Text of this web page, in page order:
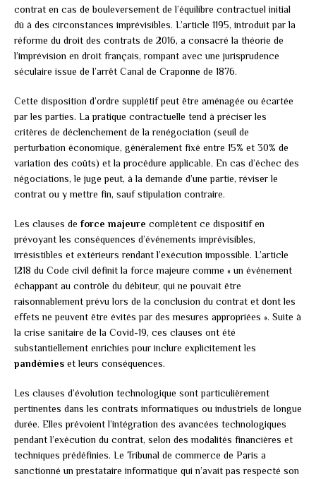
contrat en cas de bouleversement de l’équilibre contractuel initial
dû à des circonstances imprévisibles. L’article 1195, introduit par la
réforme du droit des contrats de 2016, a consacré la théorie de
l’imprévision en droit français, rompant avec une jurisprudence
séculaire issue de l’arrêt Canal de Craponne de 1876.
Cette disposition d’ordre supplétif peut être aménagée ou écartée
par les parties. La pratique contractuelle tend à préciser les
critères de déclenchement de la renégociation (seuil de
perturbation économique, généralement fixé entre 15% et 30% de
variation des coûts) et la procédure applicable. En cas d’échec des
négociations, le juge peut, à la demande d’une partie, réviser le
contrat ou y mettre fin, sauf stipulation contraire.
Les clauses de force majeure complètent ce dispositif en
prévoyant les conséquences d’événements imprévisibles,
irrésistibles et extérieurs rendant l’exécution impossible. L’article
1218 du Code civil définit la force majeure comme « un événement
échappant au contrôle du débiteur, qui ne pouvait être
raisonnablement prévu lors de la conclusion du contrat et dont les
effets ne peuvent être évités par des mesures appropriées ». Suite à
la crise sanitaire de la Covid-19, ces clauses ont été
substantiellement enrichies pour inclure explicitement les
pandémies et leurs conséquences.
Les clauses d’évolution technologique sont particulièrement
pertinentes dans les contrats informatiques ou industriels de longue
durée. Elles prévoient l’intégration des avancées technologiques
pendant l’exécution du contrat, selon des modalités financières et
techniques prédéfinies. Le Tribunal de commerce de Paris a
sanctionné un prestataire informatique qui n’avait pas respecté son